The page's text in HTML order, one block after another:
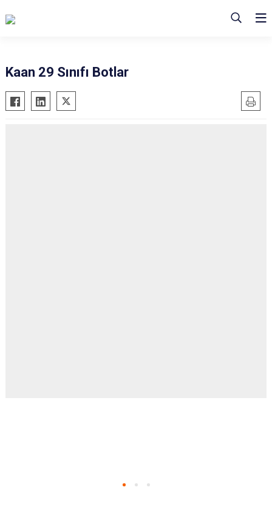
Kaan 29 Sınıfı Botlar